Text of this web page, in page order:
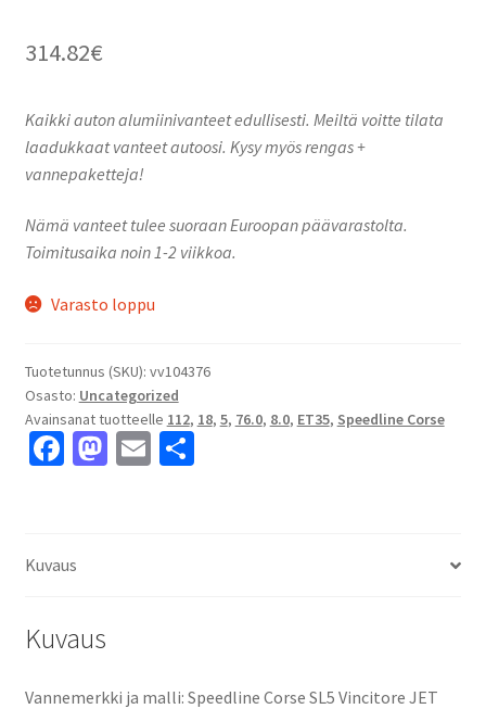
314.82€
Kaikki auton alumiinivanteet edullisesti. Meiltä voitte tilata
laadukkaat vanteet autoosi. Kysy myös rengas +
vannepaketteja!
Nämä vanteet tulee suoraan Euroopan päävarastolta.
Toimitusaika noin 1-2 viikkoa.
Varasto loppu
Tuotetunnus (SKU): vv104376
Osasto: Uncategorized
Avainsanat tuotteelle 112, 18, 5, 76.0, 8.0, ET35, Speedline Corse
Fa
o
M E S
Kuvaus
Kuvaus
Vannemerkki ja malli: Speedline Corse SL5 Vincitore JET